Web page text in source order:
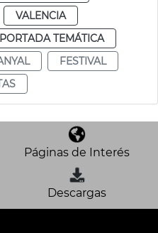
VALENCIA
TEMÁTICA
FESTIVAL
Páginas de Interés
Descargas